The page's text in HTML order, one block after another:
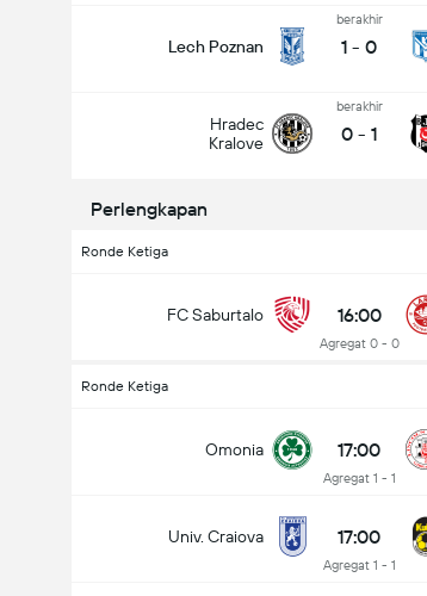
Lech Poznan
berakhir
1 - 0
Hradec
Kralove
berakhir
0 - 1
Perlengkapan
Ronde Ketiga
FC Saburtalo 16:00
Agregat 0 - 0
Ronde Ketiga
Omonia 17:00
Agregat 1 - 1
Univ. Craiova 17:00
Agregat 1 - 1